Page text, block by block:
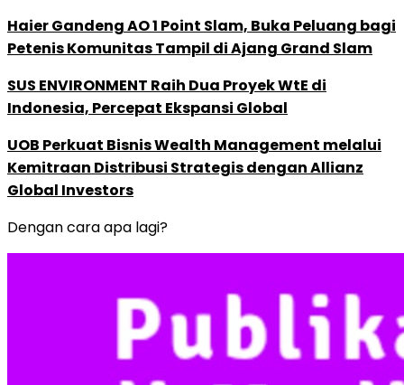
Haier Gandeng AO 1 Point Slam, Buka Peluang bagi
Petenis Komunitas Tampil di Ajang Grand Slam
SUS ENVIRONMENT Raih Dua Proyek WtE di
Indonesia, Percepat Ekspansi Global
UOB Perkuat Bisnis Wealth Management melalui
Kemitraan Distribusi Strategis dengan Allianz
Global Investors
Dengan cara apa lagi?